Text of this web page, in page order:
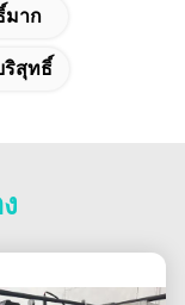
มาก
ริสุทธิ์